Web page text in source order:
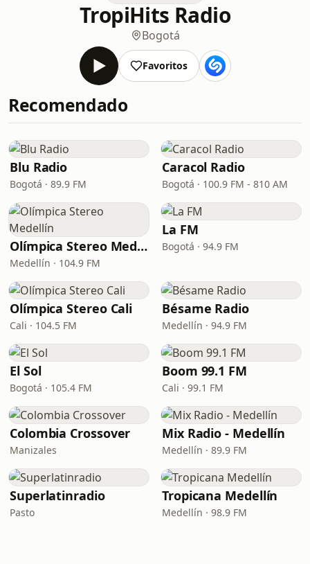
TropiHits Radio
Bogotá
Favoritos
Recomendado
Blu Radio
Bogotá · 89.9 FM
Caracol Radio
Bogotá · 100.9 FM - 810 AM
Olímpica Stereo Medellín
Medellín · 104.9 FM
La FM
Bogotá · 94.9 FM
Olímpica Stereo Cali
Cali · 104.5 FM
Bésame Radio
Medellín · 94.9 FM
El Sol
Bogotá · 105.4 FM
Boom 99.1 FM
Cali · 99.1 FM
Colombia Crossover
Manizales
Mix Radio - Medellín
Medellín · 89.9 FM
Superlatinradio
Pasto
Tropicana Medellín
Medellín · 98.9 FM